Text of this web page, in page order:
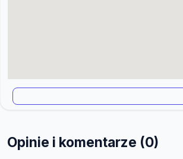
Opinie i komentarze (0)